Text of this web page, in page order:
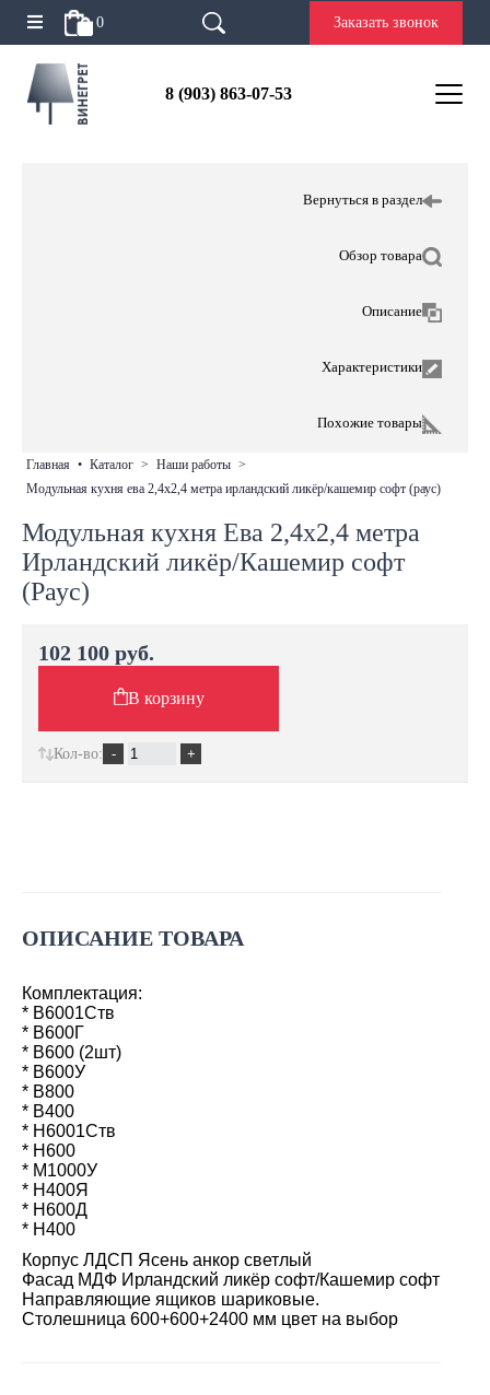
0 Заказать звонок
8 (903) 863-07-53
Вернуться в раздел
Обзор товара
Описание
Характеристики
Похожие товары
главная • каталог > наши работы >
модульная кухня ева 2,4х2,4 метра ирландский ликёр/кашемир софт (раус)
Модульная кухня Ева 2,4х2,4 метра
Ирландский ликёр/Кашемир софт
(Раус)
ОПИСАНИЕ ТОВАРА
Комплектация:
* В6001Ств
* В600Г
* В600 (2шт)
* В600У
* В800
* В400
* Н6001Ств
* Н600
* М1000У
* Н400Я
* Н600Д
* Н400
Корпус ЛДСП Ясень анкор светлый
Фасад МДФ Ирландский ликёр софт/Кашемир софт
Направляющие ящиков шариковые.
Столешница 600+600+2400 мм цвет на выбор
102 100 руб.
В корзину
Кол-во: